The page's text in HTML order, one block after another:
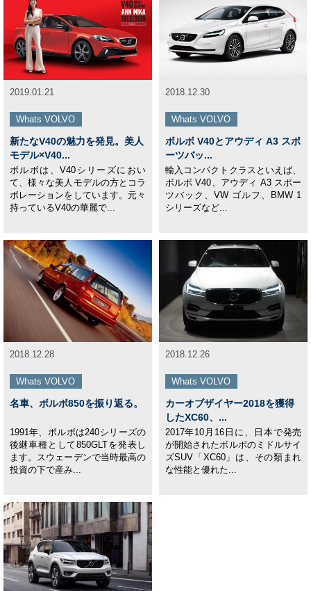
2019.01.21
Whats VOLVO
新たなV40の魅力を発見。美人
モデル×V40...
ボルボは、V40シリーズにおい
て、様々な美人モデルの方とコラ
ボレーションをしています。元々
持っているV40の華麗で...
2018.12.30
Whats VOLVO
ボルボ V40とアウディ A3 スポ
ーツバッ...
輸入コンパクトクラスといえば、
ボルボ V40、アウディ A3 スポー
ツバック、VW ゴルフ、BMW 1
シリーズなど...
2018.12.28
Whats VOLVO
名車、ボルボ850を振り返る。
1991年、ボルボは240シリーズの
後継車種として850GLTを発表し
ます。スウェーデンで当時最高の
投資の下で産み...
2018.12.26
Whats VOLVO
カーオブザイヤー2018を獲得
したXC60、...
2017年10月16日に、日本で発売
が開始されたボルボのミドルサイ
ズSUV「XC60」は、その類まれ
な性能と優れた...